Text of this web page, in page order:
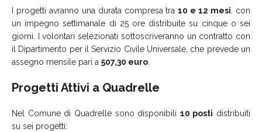
I progetti avranno una durata compresa tra10 e 12 mesi , con
un impegno settimanale di 25 ore distribuite su cinque o sei
giorni. I volontari selezionati sottoscriveranno un contratto con
il Dipartimento per il Servizio Civile Universale, che prevede un
assegno mensile pari a 507,30 euro
Progetti Attivi a Quadrelle
Nel Comune di Quadrelle sono disponibili 10 posti distribuiti
su sei progetti: